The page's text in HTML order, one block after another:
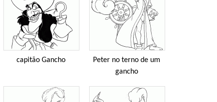
capitão Gancho
Peter no terno de um
gancho